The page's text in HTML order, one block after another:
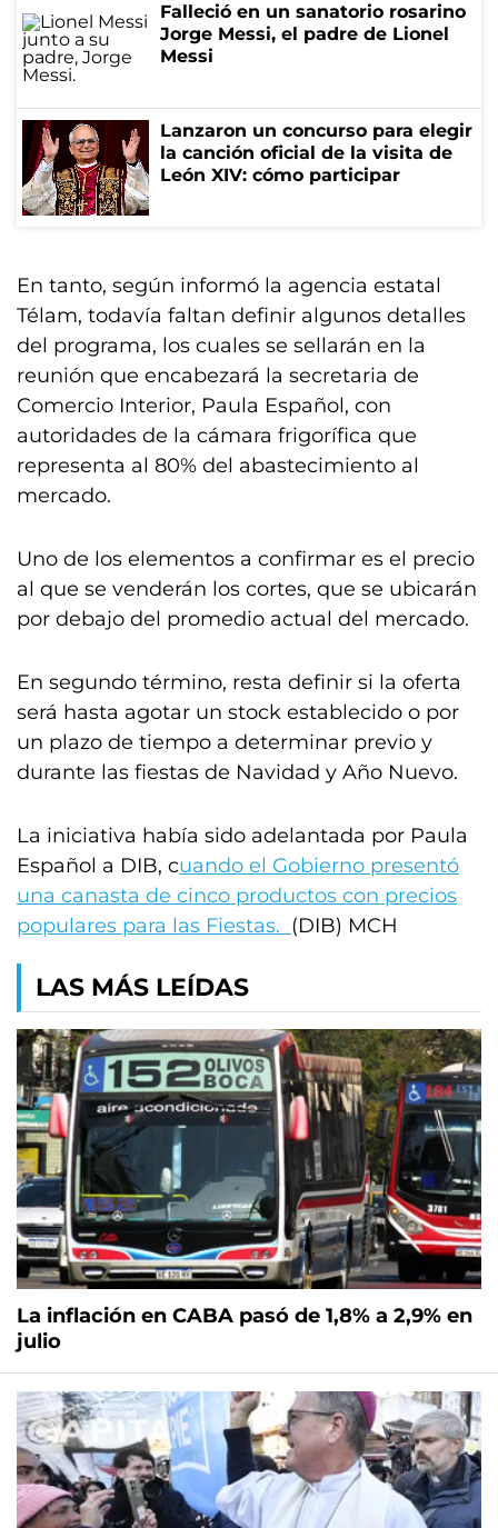
Falleció en un sanatorio rosarino
Jorge Messi, el padre de Lionel
Messi
Lanzaron un concurso para elegir
la canción oficial de la visita de
León XIV: cómo participar
En tanto, según informó la agencia estatal
Télam, todavía faltan definir algunos detalles
del programa, los cuales se sellarán en la
reunión que encabezará la secretaria de
Comercio Interior, Paula Español, con
autoridades de la cámara frigorífica que
representa al 80% del abastecimiento al
mercado.
Uno de los elementos a confirmar es el precio
al que se venderán los cortes, que se ubicarán
por debajo del promedio actual del mercado.
En segundo término, resta definir si la oferta
será hasta agotar un stock establecido o por
un plazo de tiempo a determinar previo y
durante las fiestas de Navidad y Año Nuevo.
La iniciativa había sido adelantada por Paula
Español a DIB, cuando el Gobierno presentó
una canasta de cinco productos con precios
populares para las Fiestas. (DIB) MCH
LAS MÁS LEÍDAS
La inflación en CABA pasó de 1,8% a 2,9% en
julio